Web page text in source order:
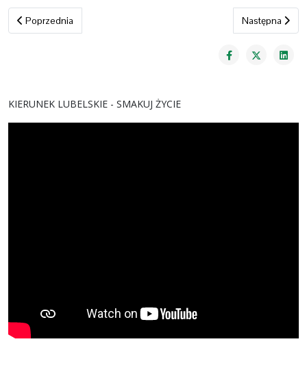
Poprzednia strona: Kalendarz imprez 2025
Poprzednia Następna
Następna
KIERUNEK LUBELSKIE - SMAKUJ ŻYCIE